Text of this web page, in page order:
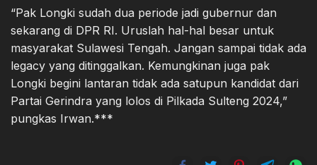
“Pak Longki sudah dua periode jadi gubernur dan
sekarang di DPR RI. Uruslah hal-hal besar untuk
masyarakat Sulawesi Tengah. Jangan sampai tidak ada
legacy yang ditinggalkan. Kemungkinan juga pak
Longki begini lantaran tidak ada satupun kandidat dari
Partai Gerindra yang lolos di Pilkada Sulteng 2024,”
pungkas Irwan.***